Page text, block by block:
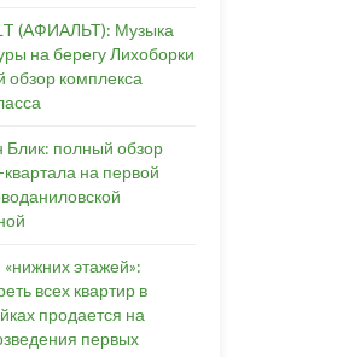
(АФИАЛЬТ): Музыка
на берегу Лихоборки
комплекса
полный обзор
на первой
этажей»:
всех квартир в
продается на
первых